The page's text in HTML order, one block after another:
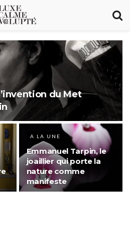
du Met
A LA UNE
Emmanuel Tarpin, le
joaillier qui porte la
nature comme
manifeste